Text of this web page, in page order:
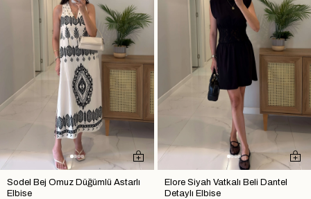
Sodel Bej Omuz Düğümlü Astarlı
Elbise
Elore Siyah Vatkalı Beli Dantel
Detaylı Elbise